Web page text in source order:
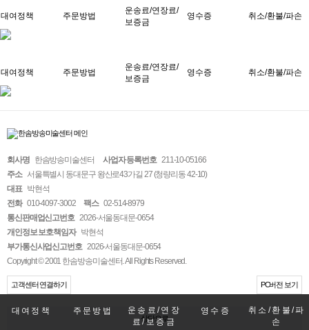
대여정책 주문방법
운송료/연장
료/보증금
영수증
취소/환불/파
손
대여정책 주문방법
운송료/연장료/
보증금
영수증 취소/환불/파손
대여정책 주문방법
운송료/연장료/
보증금
영수증 취소/환불/파손
회사명 한솜방송미술센터 사업자 등록번호 211-10-05166
주소 서울특별시 동대문구 왕산로43가길 27 (청량리동 42-10)
대표 박현석
전화 010-4097-3002 팩스 02-514-8979
통신판매업신고번호 2026-서울동대문-0654
개인정보 보호책임자 박현석
부가통신사업신고번호 2026-서울동대문-0654
Copyright © 2001 한솜방송미술센터. All Rights Reserved.
고객센터 연결하기 PC버전 보기
상단으로